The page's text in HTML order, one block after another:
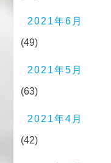
2021年6月
(49)
2021年5月
(63)
2021年4月
(42)